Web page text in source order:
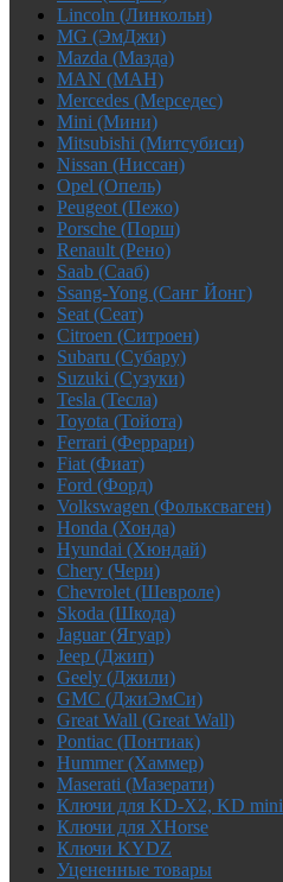
Lincoln (Линкольн)
MG (ЭмДжи)
Mazda (Мазда)
MAN (МАН)
Mercedes (Мерседес)
Mini (Мини)
Mitsubishi (Митсубиси)
Nissan (Ниссан)
Opel (Опель)
Peugeot (Пежо)
Porsche (Порш)
Renault (Рено)
Saab (Сааб)
Ssang-Yong (Санг Йонг)
Seat (Сеат)
Citroen (Ситроен)
Subaru (Субару)
Suzuki (Сузуки)
Tesla (Тесла)
Toyota (Тойота)
Ferrari (Феррари)
Fiat (Фиат)
Ford (Форд)
Volkswagen (Фольксваген)
Honda (Хонда)
Hyundai (Хюндай)
Chery (Чери)
Chevrolet (Шевроле)
Skoda (Шкода)
Jaguar (Ягуар)
Jeep (Джип)
Geely (Джили)
GMC (ДжиЭмСи)
Great Wall (Great Wall)
Pontiac (Понтиак)
Hummer (Хаммер)
Maserati (Мазерати)
Ключи для KD-X2, KD mini
Ключи для XHorse
Ключи KYDZ
Уцененные товары